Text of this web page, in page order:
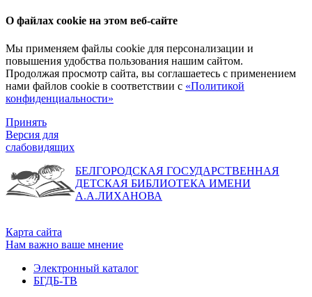
О файлах cookie на этом веб-сайте
Мы применяем файлы cookie для персонализации и
повышения удобства пользования нашим сайтом.
Продолжая просмотр сайта, вы соглашаетесь с применением
нами файлов cookie в соответствии с «Политикой
конфиденциальности»
Принять
Версия для
слабовидящих
БЕЛГОРОДСКАЯ ГОСУДАРСТВЕННАЯ
ДЕТСКАЯ БИБЛИОТЕКА ИМЕНИ
А.А.ЛИХАНОВА
Карта сайта
Нам важно ваше мнение
Электронный каталог
БГДБ-ТВ